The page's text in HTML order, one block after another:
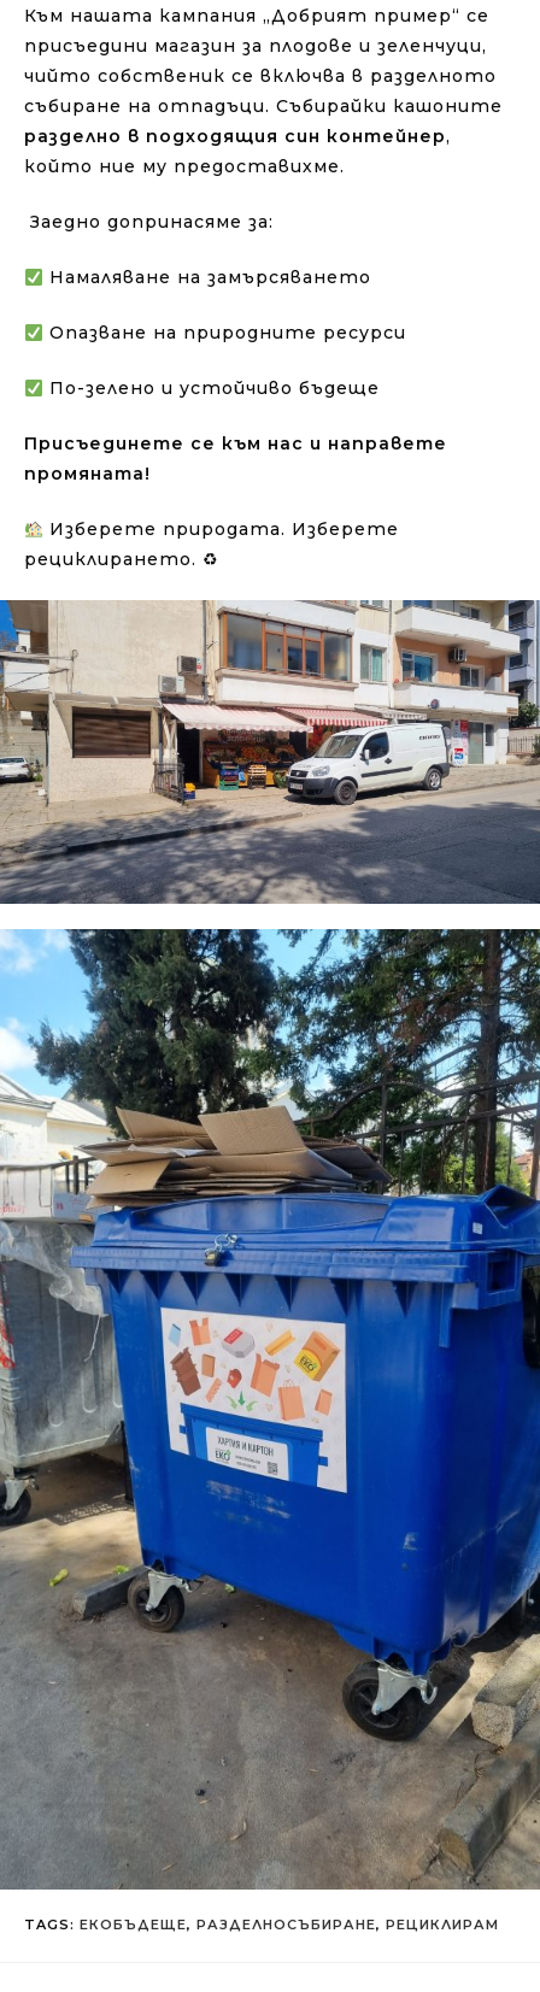
Към нашата кампания „Добрият пример“ се
присъедини магазин за плодове и зеленчуци,
чийто собственик се включва в разделното
събиране на отпадъци. Събирайки кашоните
разделно в подходящия син контейнер,
който ние му предоставихме.
Заедно допринасяме за:
Намаляване на замърсяването
Опазване на природните ресурси
По-зелено и устойчиво бъдеще
Присъединете се към нас и направете
промяната!
Изберете природата. Изберете
рециклирането. ♻
TAGS: ЕКОБЪДЕЩЕ, РАЗДЕЛНОСЪБИРАНЕ, РЕЦИКЛИРАМ